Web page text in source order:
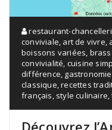
restaurant-
conviviale, art de vivre,
boissons variées,
convivialité, cuisine
différence,
classique,recettes
français, style culinaire,
Découvrez